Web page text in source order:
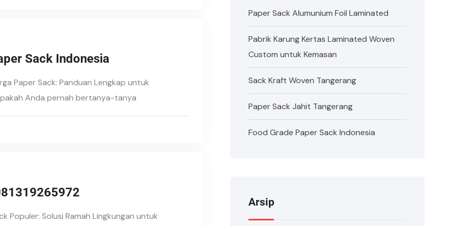
Sack Indonesia
Paper Sack: Panduan Lengkap untuk
Anda pernah bertanya-tanya
Populer: Solusi Ramah Lingkungan untuk
Paper Sack Alumunium Foil Laminated
Pabrik Karung Kertas Laminated Woven
Custom untuk Kemasan
Sack Kraft Woven Tangerang
Paper Sack Jahit Tangerang
Food Grade Paper Sack Indonesia
Arsip